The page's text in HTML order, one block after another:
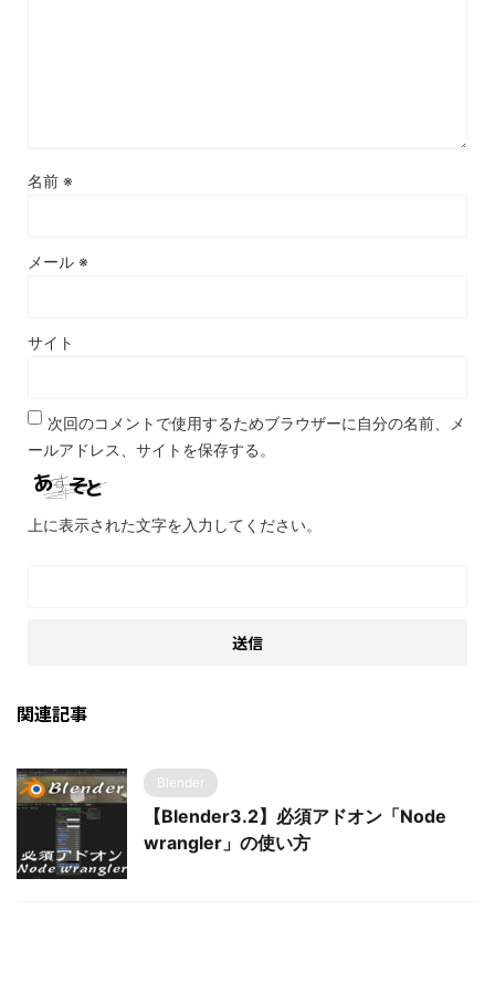
名前 ※
メール ※
サイト
次回のコメントで使用するためブラウザーに自分の名前、メ
ールアドレス、サイトを保存する。
上に表示された文字を入力してください。
関連記事
Blender
【Blender3.2】必須アドオン「Node
wrangler」の使い方